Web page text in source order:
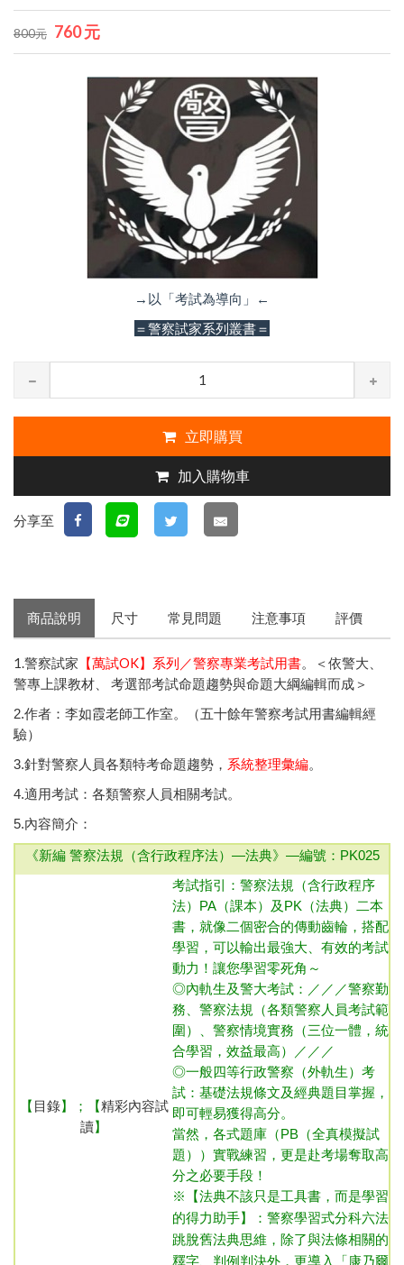
800元 760 元
→以「考試為導向」←
＝警察試家系列叢書＝
立即購買
加入購物車
分享至
商品說明 尺寸 常見問題 注意事項 評價
1.警察試家 【萬試OK】系列／警察專業考試用書。＜依警大、
警專上課教材、 考選部考試命題趨勢與命題大綱編輯而成＞
2.作者：李如霞老師工作室。（五十餘年警察考試用書編輯經
驗）
3.針對警察人員各類特考命題趨勢， 系統整理彙編。
4.適用考試：各類警察人員相關考試。
5.內容簡介：
《新編 警察法規（含行政程序法）—法典》—編號：PK025
【 目錄】；【精彩內容試
讀】
考試指引： 警察法規（含行政程序
法）
PA（課本）及PK（法典）二本
書，就像二個密合的傳動齒輪，搭配
學習，可以輸出最強大、有效的考試
動力！讓您學習零死角～
◎內軌生及警大考試：／／／警察勤
務、警察法規（各類警察人員考試範
圍）、警察情境實務（三位一體，統
合學習，效益最高）／／／
◎一般四等行政警察（外軌生） 考
試：基礎法規條文及經典題目掌握，
即可輕易獲得高分。
當然，各式題庫（PB（全真模擬試
題））實戰練習，更是赴考場奪取高
分之必要手段！
※【法典不該只是工具書，而是學習
的得力助手】：警察學習式分科六法
跳脫舊法典思維，除了與法條相關的
釋字、判例判決外，更導入「康乃爾